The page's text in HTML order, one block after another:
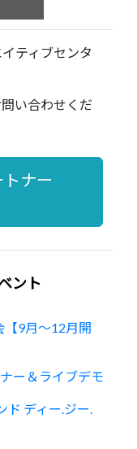
ティブセンタ
い合わせくだ
ナー
ント
【9月～12月開
ー＆ライブデモ
ド ディー.ジー.